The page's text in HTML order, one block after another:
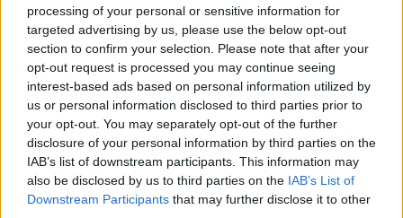
processing of your personal or sensitive information for
targeted advertising by us, please use the below opt-out
section to confirm your selection. Please note that after your
opt-out request is processed you may continue seeing
interest-based ads based on personal information utilized by
us or personal information disclosed to third parties prior to
your opt-out. You may separately opt-out of the further
disclosure of your personal information by third parties on the
IAB’s list of downstream participants. This information may
also be disclosed by us to third parties on the IAB’s List of
Downstream Participants that may further disclose it to other